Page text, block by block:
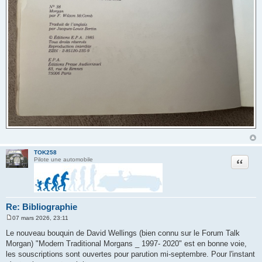
TOK258
Pilote une automobile
Re: Bibliographie
Citation
e
s
s
a
g
07 mars 2026, 23:11
Le nouveau bouquin de David Wellings (bien connu sur le Forum Talk
Morgan) "Modern Traditional Morgans _ 1997- 2020" est en bonne voie,
les souscriptions sont ouvertes pour parution mi-septembre. Pour l'instant